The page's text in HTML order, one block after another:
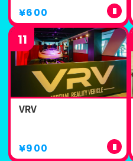
¥600
VRV
¥900
11